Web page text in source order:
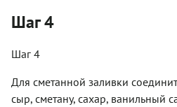
Шаг 4
Шаг 4
Для сметанной заливки
сыр, сметану, сахар, ванильный